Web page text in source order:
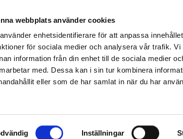
webbplats använder cookies
enhetsidentifierare för att anpassa
för sociala medier och analysera vår trafik.
information från din enhet till de sociala medier
med. Dessa kan i sin tur kombinera
eller som de har samlat in när du har
Inställningar